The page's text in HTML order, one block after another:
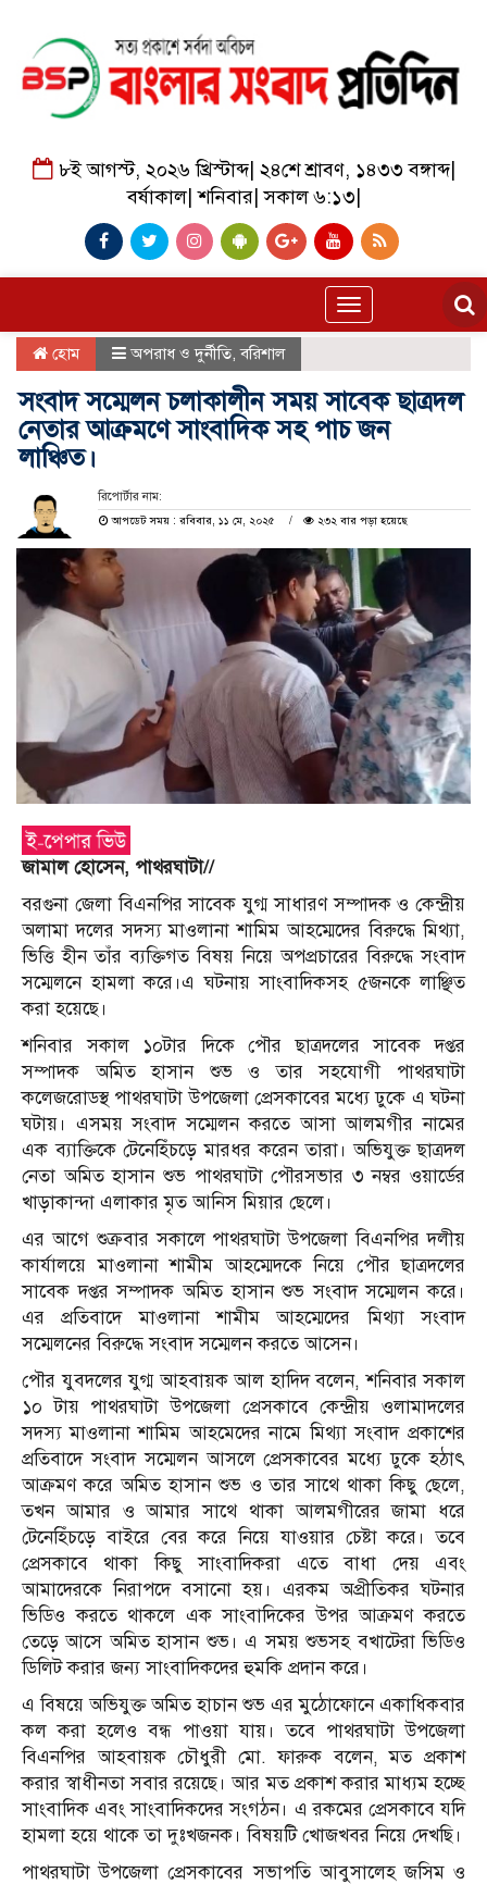
৮ই আগস্ট, ২০২৬ খ্রিস্টাব্দ| ২৪শে শ্রাবণ, ১৪৩৩ বঙ্গাব্দ|
বর্ষাকাল|শনিবার|সকাল ৬:১৩
Toggle
navigation
হোম অপরাধ ও দুর্নীতি,বরিশাল
সংবাদ সম্মেলন চলাকালীন সময় সাবেক ছাত্রদল
নেতার আক্রমণে সাংবাদিক সহ পাচ জন
লাঞ্চিত।
রিপোর্টার নাম:
আপডেট সময় : রবিবার, ১১ মে, ২০২৫
২৩২ বার পড়া হয়েছে
জামাল হোসেন, পাথরঘাটা//
বরগুনা জেলা বিএনপির সাবেক যুগ্ম সাধারণ সম্পাদক ও কেন্দ্রীয়
অলামা দলের সদস্য মাওলানা শামিম আহম্মেদের বিরুদ্ধে মিথ্যা,
ভিত্তি হীন তাঁর ব্যক্তিগত বিষয় নিয়ে অপপ্রচারের বিরুদ্ধে সংবাদ
সম্মেলনে হামলা করে।এ ঘটনায় সাংবাদিকসহ ৫জনকে লাঞ্ছিত
করা হয়েছে।
শনিবার সকাল ১০টার দিকে পৌর ছাত্রদলের সাবেক দপ্তর
সম্পাদক অমিত হাসান শুভ ও তার সহযোগী পাথরঘাটা
কলেজরোডস্থ পাথরঘাটা উপজেলা প্রেসকাবের মধ্যে ঢুকে এ ঘটনা
ঘটায়। এসময় সংবাদ সম্মেলন করতে আসা আলমগীর নামের
এক ব্যাক্তিকে টেনেহিঁচড়ে মারধর করেন তারা। অভিযুক্ত ছাত্রদল
নেতা অমিত হাসান শুভ পাথরঘাটা পৌরসভার ৩ নম্বর ওয়ার্ডের
খাড়াকান্দা এলাকার মৃত আনিস মিয়ার ছেলে।
এর আগে শুক্রবার সকালে পাথরঘাটা উপজেলা বিএনপির দলীয়
কার্যালয়ে মাওলানা শামীম আহম্মেদকে নিয়ে পৌর ছাত্রদলের
সাবেক দপ্তর সম্পাদক অমিত হাসান শুভ সংবাদ সম্মেলন করে।
এর প্রতিবাদে মাওলানা শামীম আহম্মেদের মিথ্যা সংবাদ
সম্মেলনের বিরুদ্ধে সংবাদ সম্মেলন করতে আসেন।
পৌর যুবদলের যুগ্ম আহবায়ক আল হাদিদ বলেন, শনিবার সকাল
১০ টায় পাথরঘাটা উপজেলা প্রেসকাবে কেন্দ্রীয় ওলামাদলের
সদস্য মাওলানা শামিম আহমেদের নামে মিথ্যা সংবাদ প্রকাশের
প্রতিবাদে সংবাদ সম্মেলন আসলে প্রেসকাবের মধ্যে ঢুকে হঠাৎ
আক্রমণ করে অমিত হাসান শুভ ও তার সাথে থাকা কিছু ছেলে,
তখন আমার ও আমার সাথে থাকা আলমগীরের জামা ধরে
টেনেহিঁচড়ে বাইরে বের করে নিয়ে যাওয়ার চেষ্টা করে। তবে
প্রেসকাবে থাকা কিছু সাংবাদিকরা এতে বাধা দেয় এবং
আমাদেরকে নিরাপদে বসানো হয়। এরকম অপ্রীতিকর ঘটনার
ভিডিও করতে থাকলে এক সাংবাদিকের উপর আক্রমণ করতে
তেড়ে আসে অমিত হাসান শুভ। এ সময় শুভসহ বখাটেরা ভিডিও
ডিলিট করার জন্য সাংবাদিকদের হুমকি প্রদান করে।
এ বিষয়ে অভিযুক্ত অমিত হাচান শুভ এর মুঠোফোনে একাধিকবার
কল করা হলেও বন্ধ পাওয়া যায়। তবে পাথরঘাটা উপজেলা
বিএনপির আহবায়ক চৌধুরী মো. ফারুক বলেন, মত প্রকাশ
করার স্বাধীনতা সবার রয়েছে। আর মত প্রকাশ করার মাধ্যম হচ্ছে
সাংবাদিক এবং সাংবাদিকদের সংগঠন। এ রকমের প্রেসকাবে যদি
হামলা হয়ে থাকে তা দুঃখজনক। বিষয়টি খোজখবর নিয়ে দেখছি।
পাথরঘাটা উপজেলা প্রেসকাবের সভাপতি আবুসালেহ জসিম ও